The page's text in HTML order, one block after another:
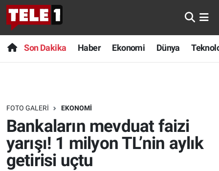
Son Dakika Haber Ekonomi Dünya
FOTO GALERI EKONOMI
Bankaların mevduat faizi
yarışı! 1 milyon TL’nin aylık
getirisi uçtu
Anında Manşet
Başka Sohbetler
Bilim turu
Bilim ve Teknoloji Evreni
Doğa Konuşuyor
Son Dakika
Haber
Dünya
Teknoloji
Sağlık
Nöbetçi Eczaneler
Hava Durumu
Trafik Durumu
Süper Lig Puan Durumu ve Fikstür
Tüm Manşetler